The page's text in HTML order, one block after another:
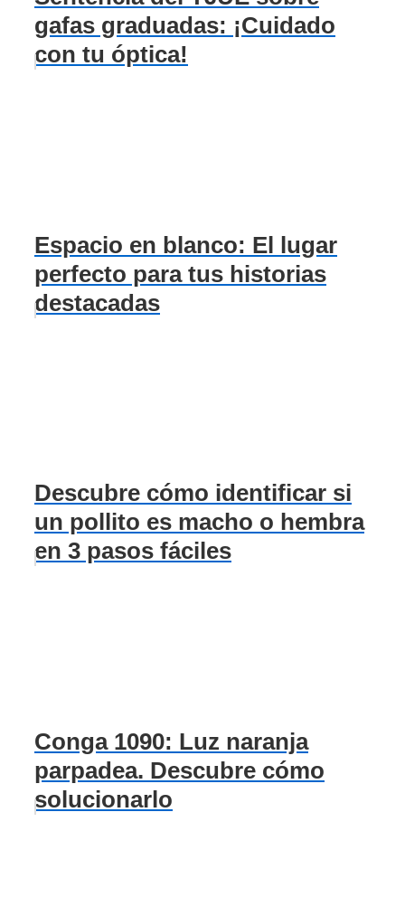
gafas graduadas: ¡Cuidado
con tu óptica!
Espacio en blanco: El lugar
perfecto para tus historias
destacadas
Descubre cómo identificar si
un pollito es macho o hembra
en 3 pasos fáciles
Conga 1090: Luz naranja
parpadea. Descubre cómo
solucionarlo